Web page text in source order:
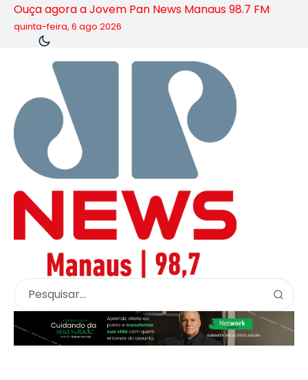
Ouça agora a Jovem Pan News Manaus 98.7 FM
quinta-feira, 6 ago 2026